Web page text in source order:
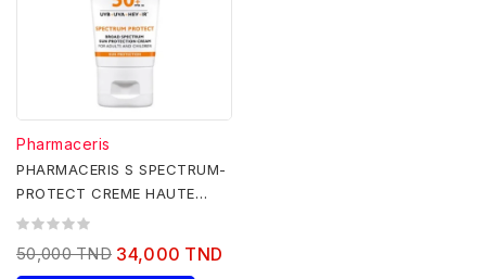
Pharmaceris
PHARMACERIS S SPECTRUM-
PROTECT CREME HAUTE
PROTECTION SPF50+ 50ML
50,000 TND 34,000 TND